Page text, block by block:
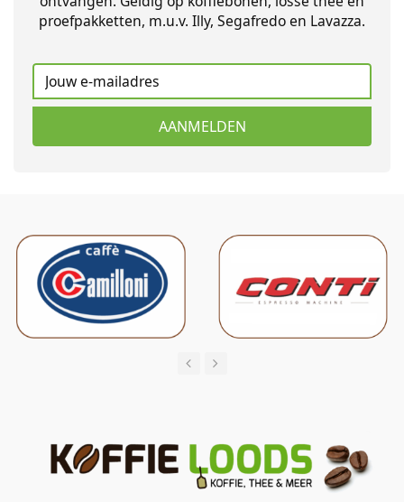
proefpakketten, m.u.v. Illy, Segafredo en Lavazza.
AANMELDEN